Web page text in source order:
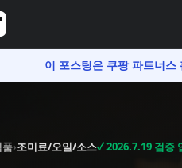
이 포스팅은 쿠팡 파트너스
품›조미료/오일/소스✓2026.7.19 검증